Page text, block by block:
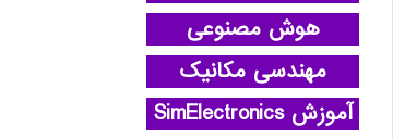
هوش مصنوعی
مهندسی مکانیک
آموزش SimElectronics